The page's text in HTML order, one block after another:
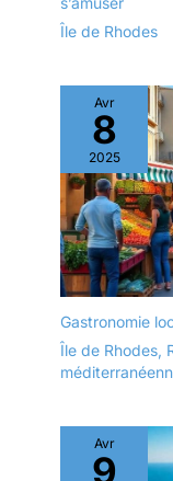
Île de Rhodes
Avr
8
2025
Gastronomie
Île de Rhodes,
Avr
9